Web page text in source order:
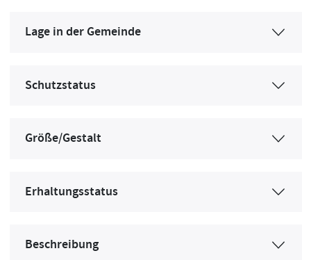
Lage in der Gemeinde
Schutzstatus
Größe/Gestalt
Erhaltungsstatus
Beschreibung